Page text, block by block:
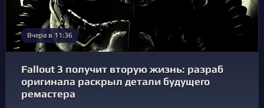
Вчера в 11:36
Fallout 3 получит вторую жизнь: разраб
оригинала раскрыл детали будущего
ремастера